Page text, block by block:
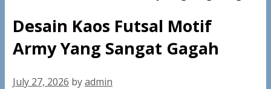
Desain Kaos Futsal Motif
Army Yang Sangat Gagah
July 27, 2026 byadmin